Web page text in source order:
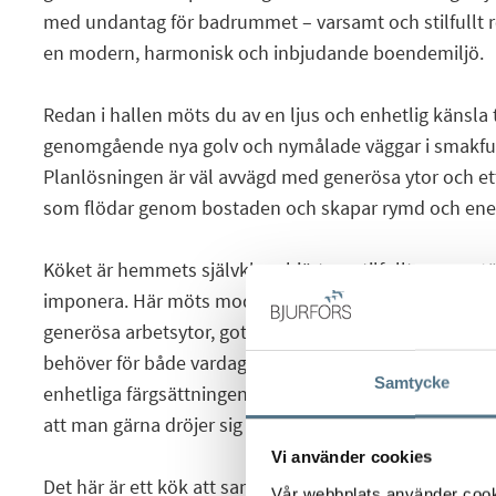
Samtycke
Vi använder cookies
med undantag för badrummet – varsamt och stilfullt
en modern, harmonisk och inbjudande boendemiljö.
Redan i hallen möts du av en ljus och enhetlig känsla
genomgående nya golv och nymålade väggar i
Planlösningen är väl avvägd med generösa ytor och
som flödar genom bostaden och skapar rymd och
Köket är hemmets självklara hjärta – stilfullt,
imponera. Här möts modern design och funktion i
generösa arbetsytor, gott om förvaring och fullt
behöver för både vardag och fest. De smakfulla
enhetliga färgsättningen skapar en exklusiv och
att man gärna dröjer sig kvar lite längre.
Det här är ett kök att samlas i – oavsett om det